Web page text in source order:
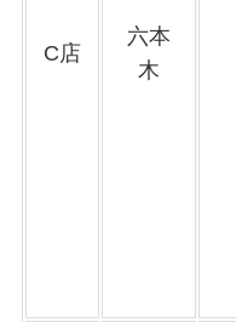
C店
六本
木